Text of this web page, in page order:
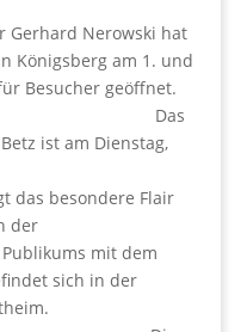
Nerowski hat
Königsberg am 1. und
Besucher geöffnet.
ist am Dienstag,
das besondere Flair
der
mit dem
sich in der
in Westheim.